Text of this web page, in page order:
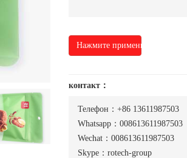
Нажмите применить
контакт：
Телефон：+86 13611987503
Whatsapp：008613611987503
Wechat：008613611987503
Skype：rotech-group